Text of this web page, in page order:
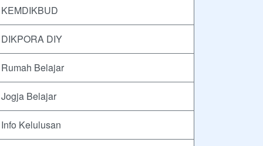
KEMDIKBUD
DIKPORA DIY
Rumah Belajar
Jogja Belajar
Info Kelulusan